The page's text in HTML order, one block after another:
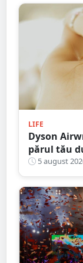
LIFE
Dyson
părul tău
5 august